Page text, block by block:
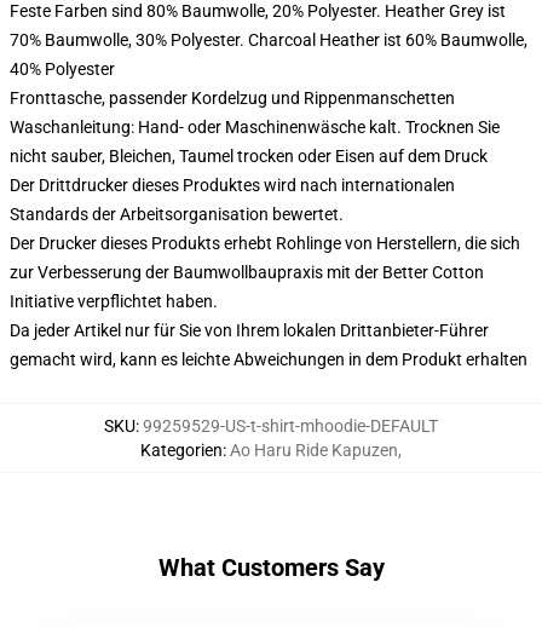
Feste Farben sind 80% Baumwolle, 20% Polyester. Heather Grey ist
70% Baumwolle, 30% Polyester. Charcoal Heather ist 60% Baumwolle,
40% Polyester
Fronttasche, passender Kordelzug und Rippenmanschetten
Waschanleitung: Hand- oder Maschinenwäsche kalt. Trocknen Sie
nicht sauber, Bleichen, Taumel trocken oder Eisen auf dem Druck
Der Drittdrucker dieses Produktes wird nach internationalen
Standards der Arbeitsorganisation bewertet.
Der Drucker dieses Produkts erhebt Rohlinge von Herstellern, die sich
zur Verbesserung der Baumwollbaupraxis mit der Better Cotton
Initiative verpflichtet haben.
Da jeder Artikel nur für Sie von Ihrem lokalen Drittanbieter-Führer
gemacht wird, kann es leichte Abweichungen in dem Produkt erhalten
SKU:99259529-US-t-shirt-mhoodie-DEFAULT
Kategorien:Ao Haru Ride Kapuzen,
What Customers Say